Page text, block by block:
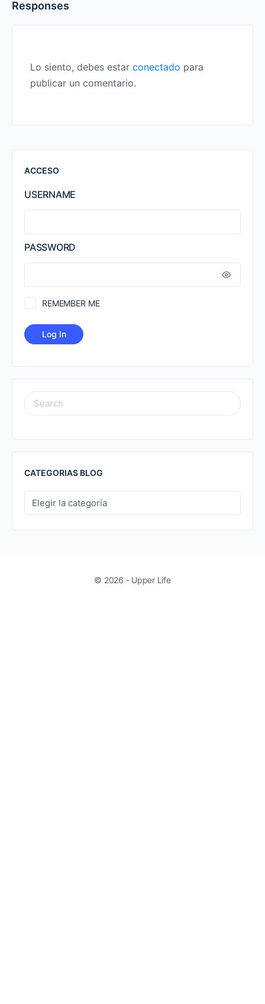
Responses
Lo siento, debes estar conectado para
publicar un comentario.
ACCESO
USERNAME
PASSWORD
REMEMBER ME
SEARCH
FOR:
CATEGORIAS BLOG
CATEGORIAS
BLOG
© 2026 - Upper Life